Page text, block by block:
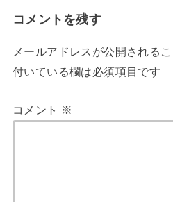
コメントを残す
メールアドレスが公開される
付いている欄は必須項目です
コメント ※